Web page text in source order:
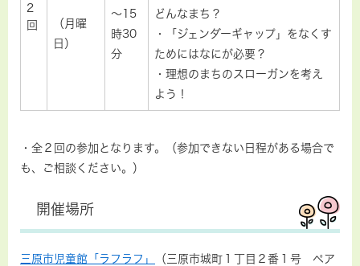
2
回
（月曜
日）
～15
時30
分
どんなまち？
・「ジェンダーギャップ」をなくす
ためにはなにが必要？
・理想のまちのスローガンを考え
よう！
・全２回の参加となります。（参加できない日程がある場合で
も、ご相談ください。）
開催場所
三原市児童館「ラフラフ」
（三原市城町１丁目２番１号 ペア